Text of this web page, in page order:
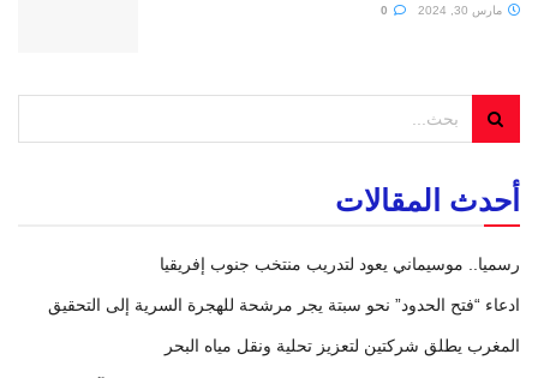
مارس 30, 2024
أحدث المقالات
رسميا.. موسيماني يعود لتدريب منتخب جنوب إفريقيا
ادعاء “فتح الحدود” نحو سبتة يجر مرشحة للهجرة السرية إلى التحقيق
المغرب يطلق شركتين لتعزيز تحلية ونقل مياه البحر